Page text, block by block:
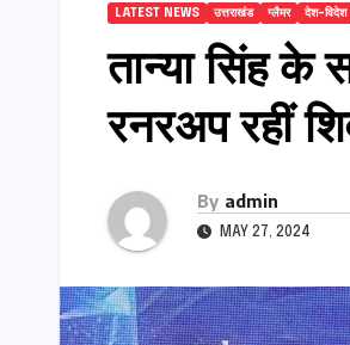
LATEST NEWS उत्तराखंड ग्लैमर देश-विदेश
तान्या सिंह के
रनरअप रहीं
By admin
MAY 27, 2024